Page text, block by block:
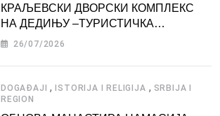
КРАЉЕВСКИ ДВОРСКИ КОМПЛЕКС
НА ДЕДИЊУ –ТУРИСТИЧКА
АТРАКЦИЈА
26/07/2026
DOGAĐAJI , ISTORIJA I RELIGIJA , SRBIJA I
REGION